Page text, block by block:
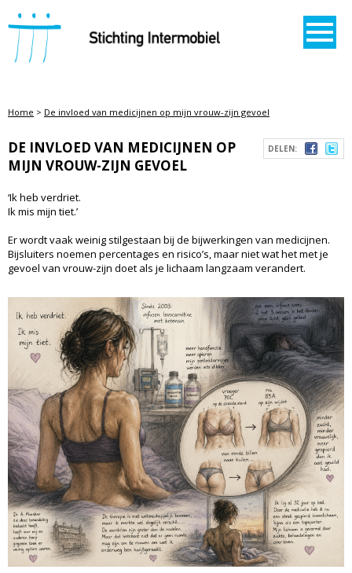
STICHTING INTERMOBIEL
Home > De invloed van medicijnen op mijn vrouw-zijn gevoel
DELEN:
DE INVLOED VAN MEDICIJNEN OP
MIJN VROUW-ZIJN GEVOEL
‘Ik heb verdriet.
Ik mis mijn tiet.’
Er wordt vaak weinig stilgestaan bij de bijwerkingen van medicijnen.
Bijsluiters noemen percentages en risico’s, maar niet wat het met je
gevoel van vrouw-zijn doet als je lichaam langzaam verandert.